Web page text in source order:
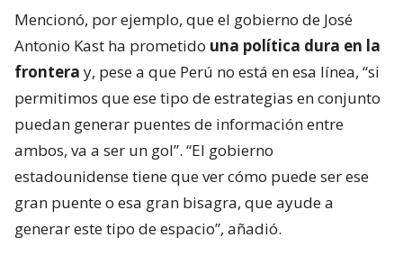
Mencionó, por ejemplo, que el gobierno de José
Antonio Kast ha prometido una política dura en la
frontera y, pese a que Perú no está en esa línea, “si
permitimos que ese tipo de estrategias en conjunto
puedan generar puentes de información entre
ambos, va a ser un gol”. “El gobierno
estadounidense tiene que ver cómo puede ser ese
gran puente o esa gran bisagra, que ayude a
generar este tipo de espacio”, añadió.